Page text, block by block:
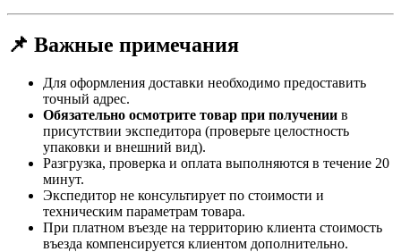
📌 Важные примечания
Для оформления доставки необходимо предоставить
точный адрес.
Обязательно осмотрите товар при получении в
присутствии экспедитора (проверьте целостность
упаковки и внешний вид).
Разгрузка, проверка и оплата выполняются в течение 20
минут.
Экспедитор не консультирует по стоимости и
техническим параметрам товара.
При платном въезде на территорию клиента стоимость
въезда компенсируется клиентом дополнительно.